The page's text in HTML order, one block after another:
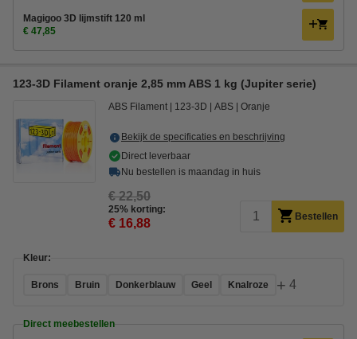
Magigoo 3D lijmstift 120 ml
€ 47,85
123-3D Filament oranje 2,85 mm ABS 1 kg (Jupiter serie)
ABS Filament 123-3D ABS Oranje
Bekijk de specificaties en beschrijving
Direct leverbaar
Nu bestellen is maandag in huis
€ 22,50
25% korting:
€ 16,88 Bestellen
Kleur:
Brons Bruin Donkerblauw Geel Knalroze + 4
Direct meebestellen